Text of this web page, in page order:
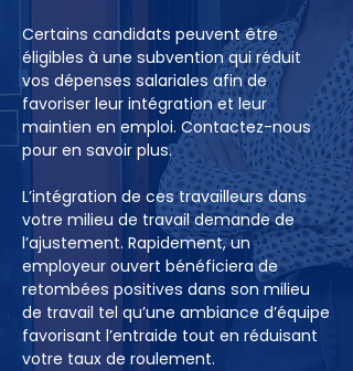
Certains candidats peuvent être
éligibles à une subvention qui réduit
vos dépenses salariales afin de
favoriser leur intégration et leur
maintien en emploi. Contactez-nous
pour en savoir plus.
L’intégration de ces travailleurs dans
votre milieu de travail demande de
l’ajustement. Rapidement, un
employeur ouvert bénéficiera de
retombées positives dans son milieu
de travail tel qu’une ambiance d’équipe
favorisant l’entraide tout en réduisant
votre taux de roulement.